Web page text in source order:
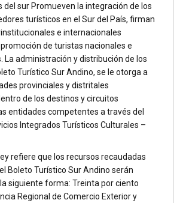
sur Promueven la integración de los
turísticos en el Sur del País, firman
e internacionales
de turistas nacionales e
La administración y distribución de los
Turístico Sur Andino, se le otorga a
provinciales y distritales
de los destinos y circuitos
entidades competentes a través del
Integrados Turísticos Culturales –
refiere que los recursos recaudadas
Boleto Turístico Sur Andino serán
siguiente forma: Treinta por ciento
Regional de Comercio Exterior y